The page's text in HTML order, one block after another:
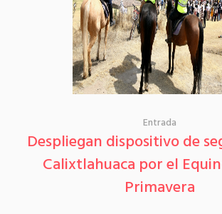
Entrada
Despliegan dispositivo de
Calixtlahuaca por el
Primavera